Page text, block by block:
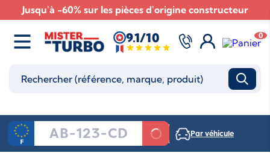
Jusqu'à -60% sur les pièces d'origine constructeur
9.1/10 0
Par véhicule